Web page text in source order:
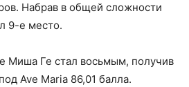
Набрав в общей сложности
9-е место.
Миша Ге стал восьмым, получив
Ave Maria 86,01 балла.